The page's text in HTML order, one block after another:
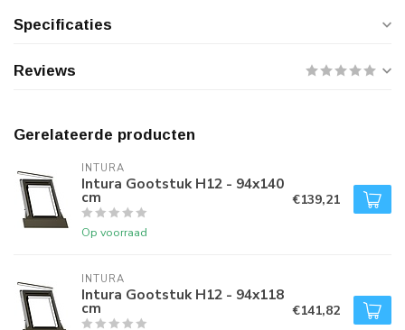
Specificaties
Reviews
Gerelateerde producten
INTURA
Intura Gootstuk H12 - 94x140
cm
Op voorraad
€139,21
INTURA
Intura Gootstuk H12 - 94x118
cm €141,82